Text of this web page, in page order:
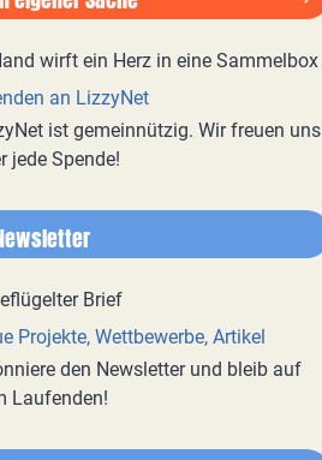
an LizzyNet
ist gemeinnützig. Wir freuen uns
jede Spende!
Projekte, Wettbewerbe, Artikel
den Newsletter und bleib auf
Laufenden!